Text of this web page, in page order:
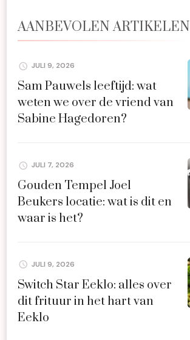
AANBEVOLEN ARTIKELEN
JULI 9, 2026
Sam Pauwels leeftijd: wat
weten we over de vriend van
Sabine Hagedoren?
JULI 7, 2026
Gouden Tempel Joel
Beukers locatie: wat is dit en
waar is het?
JULI 9, 2026
Switch Star Eeklo: alles over
dit frituur in het hart van
Eeklo